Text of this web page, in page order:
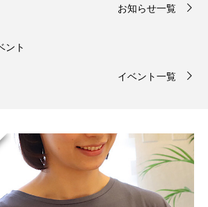
お知らせ一覧
ント
イベント一覧